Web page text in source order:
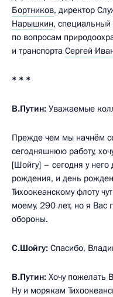
Бортников, директор
Нарышкин, специальный
по вопросам
и транспорта Сергей
* * *
В.Путин: Уважаемые
Прежде чем мы начнём
сегодняшнюю работу,
[Шойгу] – сегодня у
рождения, и день
Тихоокеанскому флоту
моему, 290 лет, но я Вас
обороны.
С.Шойгу: Спасибо,
В.Путин: Хочу пожелать
Ну и морякам